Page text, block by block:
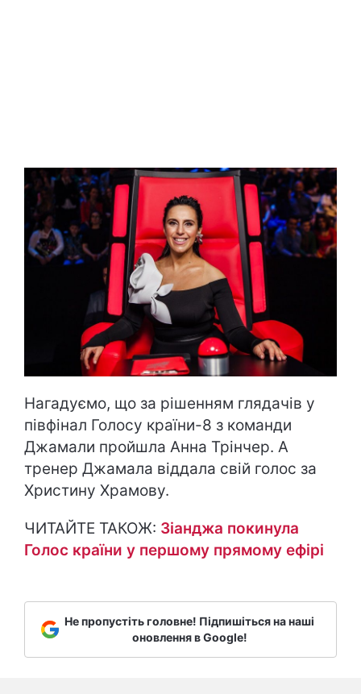
Нагадуємо, що за рішенням глядачів у
півфінал Голосу країни-8 з команди
Джамали пройшла Анна Трінчер. А
тренер Джамала віддала свій голос за
Христину Храмову.
ЧИТАЙТЕ ТАКОЖ: Зіанджа покинула
Голос країни у першому прямому ефірі
Не пропустіть головне! Підпишіться на наші
оновлення в Google!